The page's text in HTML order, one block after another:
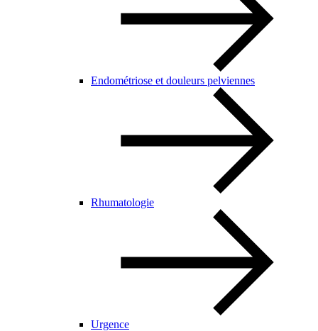
Endométriose et douleurs pelviennes
Rhumatologie
Urgence